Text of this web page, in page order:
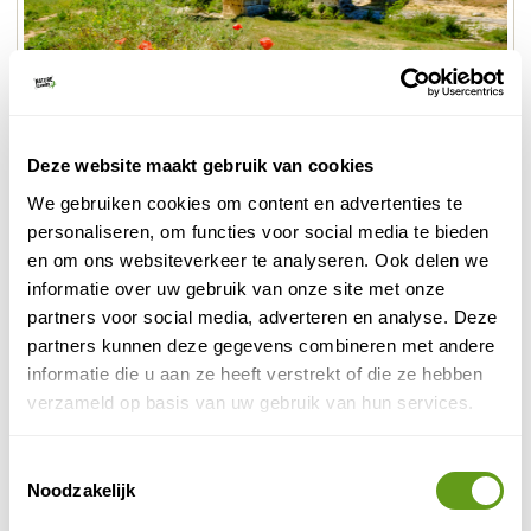
Deze website maakt gebruik van cookies
We gebruiken cookies om content en advertenties te
personaliseren, om functies voor social media te bieden
en om ons websiteverkeer te analyseren. Ook delen we
informatie over uw gebruik van onze site met onze
partners voor social media, adverteren en analyse. Deze
partners kunnen deze gegevens combineren met andere
informatie die u aan ze heeft verstrekt of die ze hebben
verzameld op basis van uw gebruik van hun services.
Noodzakelijk
3. Fietsen in les Alpilles
In het verlengde van de Luberon liggen les Alpilles, een
schitterend landschap van kalkheuvels, met maximale
hoogtes van 400 meter. Aan de voet van het
de mooiste dorpen van Frankrijk, bevindt zich in deze